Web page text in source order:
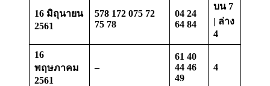
16 มิถุนายน
2561
578 172 075 72
75 78
04 24
64 84
บน 7
| ล่าง
4
16
พฤษภาคม
2561
–
61 40
44 46
49
4